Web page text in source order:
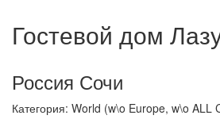
Гостевой дом
Россия Сочи
Категория: World (w\o Europe, w\o ALL